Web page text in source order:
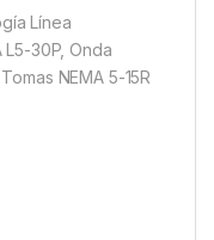
Línea
L5-30P, Onda
NEMA 5-15R